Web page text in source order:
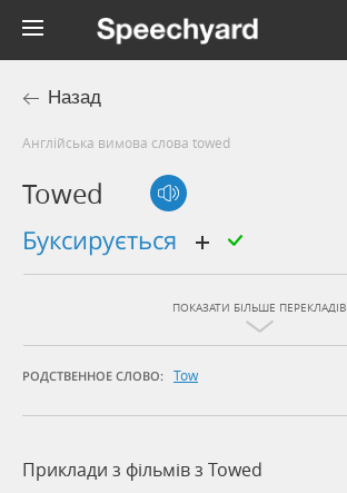
Назад
Англійська вимова слова towed
Towed
буксирується
ПОКАЗАТИ БІЛЬШЕ ПЕРЕКЛАДІВ
РОДСТВЕННОЕ СЛОВО: Tow
Приклади з фільмів з Towed